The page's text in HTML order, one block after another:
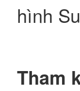
hình
Tham